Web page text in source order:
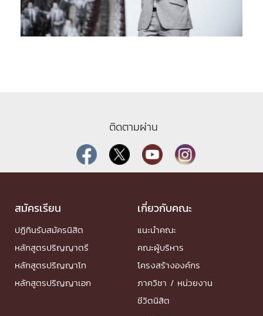
ติดตามผ่าน
สมัครเรียน
ปฏิทินรับสมัครนิสิต
หลักสูตรปริญญาตรี
หลักสูตรปริญญาโท
หลักสูตรปริญญาเอก
เกี่ยวกับคณะ
แนะนำคณะ
คณะผู้บริหาร
โครงสร้างองค์กร
ภาควิชา / หน่วยงาน
ชีวิตนิสิต